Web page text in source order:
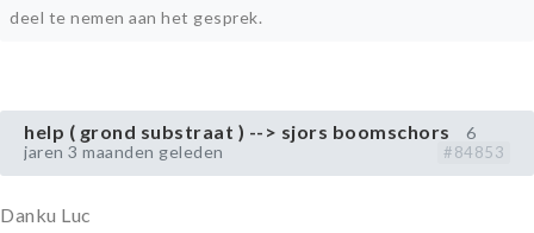
deel te nemen aan het gesprek.
help ( grond substraat ) --> sjors boomschors
6
jaren 3 maanden geleden
#84853
Danku Luc